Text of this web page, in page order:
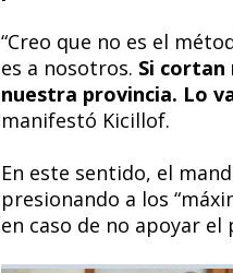
“Creo que no es el
es a nosotros. Si cortan
nuestra provincia. Lo
manifestó Kicillof.
En este sentido, el
presionando a los
en caso de no apoyar